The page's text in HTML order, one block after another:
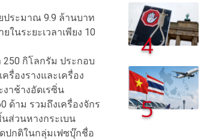
ประมาณ 9.9 ล้านบาท
นระยะเวลาเพียง 10
กิโลกรัม ประกอบ
รื่องรางและเครื่อง
าช้างอัดเรซิ่น
ด้าม รวมถึงเครื่องจักร
ส่วนหางกระเบน
ปกติในกลุ่มเฟซบุ๊กชื่อ
4
5